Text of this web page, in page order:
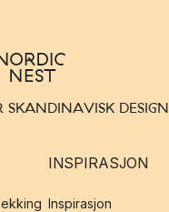
SKANDINAVISK DESIGN
INSPIRASJON
Inspirasjon